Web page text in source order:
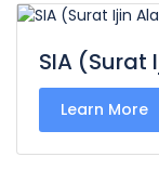
SIA (Surat
Learn More